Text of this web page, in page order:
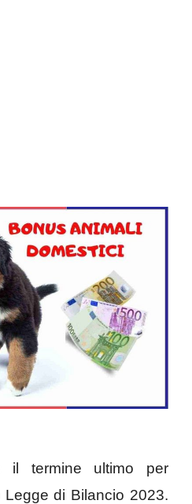
il termine ultimo per
Legge di Bilancio 2023.